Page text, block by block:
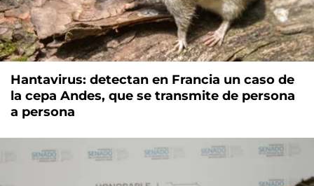
Hantavirus: detectan en Francia un caso de
la cepa Andes, que se transmite de persona
a persona